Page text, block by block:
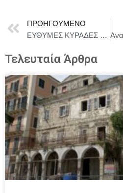
ΠΡΟΗΓΟΎΜΕΝΟ
ΕΥΘΥΜΕΣ ΚΥΡΑΔΕΣ του ΣΑΙΞΠΗΡ στο ΔΙΑΧΡΟΝΟ ΘΕΑΤΡΟ ΜΑΙΡΗΣ ΒΙΔΑΛΗ
Τελευταία Άρθρα